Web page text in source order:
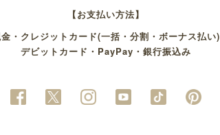
【お支払い方法】
・クレジットカード(一括・分割・ボーナス払い)
デビットカード・PayPay・銀行振込み